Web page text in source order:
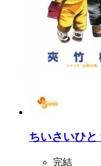
ちいさいひと
完結